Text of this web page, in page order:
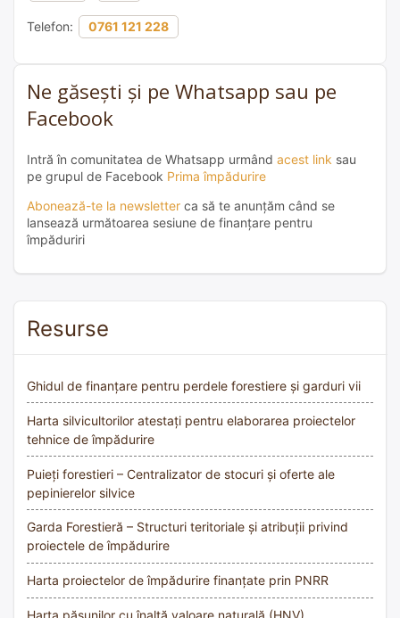
Telefon: 0761 121 228
Ne găsești și pe Whatsapp sau pe
Facebook
Intră în comunitatea de Whatsapp urmând acest link sau
pe grupul de Facebook Prima împădurire
Abonează-te la newsletter ca să te anunțăm când se
lansează următoarea sesiune de finanțare pentru
împăduriri
Resurse
Ghidul de finanțare pentru perdele forestiere și garduri vii
Harta silvicultorilor atestați pentru elaborarea proiectelor
tehnice de împădurire
Puieți forestieri – Centralizator de stocuri și oferte ale
pepinierelor silvice
Garda Forestieră – Structuri teritoriale și atribuții privind
proiectele de împădurire
Harta proiectelor de împădurire finanțate prin PNRR
Harta pășunilor cu înaltă valoare naturală (HNV)